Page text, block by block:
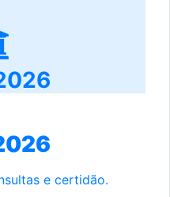
e certidão.